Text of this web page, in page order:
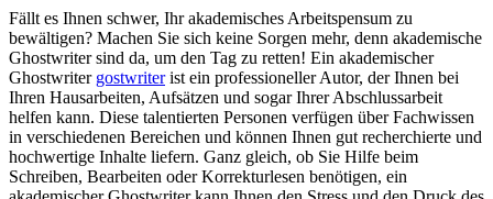
Fällt es Ihnen schwer, Ihr akademisches Arbeitspensum zu
bewältigen? Machen Sie sich keine Sorgen mehr, denn akademische
Ghostwriter sind da, um den Tag zu retten! Ein akademischer
Ghostwriter gostwriterist ein professioneller Autor, der Ihnen bei
Ihren Hausarbeiten, Aufsätzen und sogar Ihrer Abschlussarbeit
helfen kann. Diese talentierten Personen verfügen über Fachwissen
in verschiedenen Bereichen und können Ihnen gut recherchierte und
hochwertige Inhalte liefern. Ganz gleich, ob Sie Hilfe beim
Schreiben, Bearbeiten oder Korrekturlesen benötigen, ein